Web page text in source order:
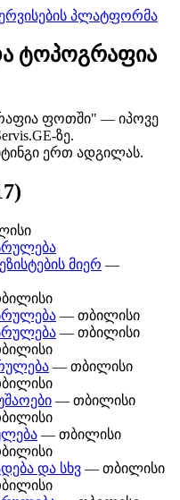
პლატფორმა
ტოპოგრაფია
ფოთში" — იპოვე
ზე.
ერთ ადგილას.
მიერ —
— თბილისი
— თბილისი
— თბილისი
— თბილისი
— თბილისი
და სხვ — თბილისი